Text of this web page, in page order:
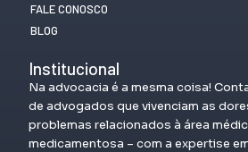
FALE CONOSCO
BLOG
Institucional
Na advocacia é a mesma coisa!
de advogados que vivenciam as
problemas relacionados à área
medicamentosa – com a expertise